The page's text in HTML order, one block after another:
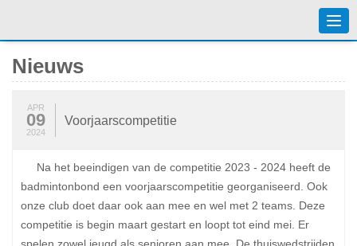
Nieuws
Voorjaarscompetitie
APR
09
2024
Na het beeindigen van de competitie 2023 - 2024 heeft de
badmintonbond een voorjaarscompetitie georganiseerd. Ook
onze club doet daar ook aan mee en wel met 2 teams. Deze
competitie is begin maart gestart en loopt tot eind mei. Er